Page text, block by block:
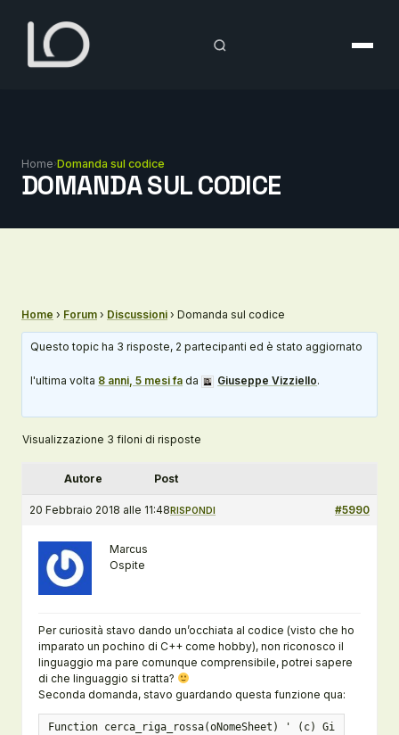
contenuto
Home›Domanda sul codice
DOMANDA SUL CODICE
Home › Forum › Discussioni › Domanda sul codice
Questo topic ha 3 risposte, 2 partecipanti ed è stato aggiornato
l'ultima volta 8 anni, 5 mesi fa da Giuseppe Vizziello.
Visualizzazione 3 filoni di risposte
Autore Post
20 Febbraio 2018 alle 11:48 #5990
RISPONDI
Marcus
Ospite
Per curiosità stavo dando un’occhiata al codice (visto che ho
imparato un pochino di C++ come hobby), non riconosco il
linguaggio ma pare comunque comprensibile, potrei sapere
di che linguaggio si tratta?
Seconda domanda, stavo guardando questa funzione qua:
Function cerca_riga_rossa(oNomeSheet) ' (c) Giuseppe